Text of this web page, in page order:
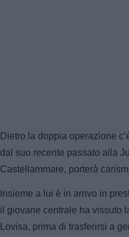
Dietro la doppia operazione
dal suo recente passato alla
Castellammare, porterà
Insieme a lui è in arrivo in
il giovane centrale ha vissuto
Lovisa, prima di trasferirsi a